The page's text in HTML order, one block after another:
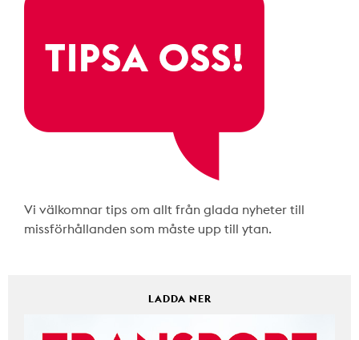
Vi välkomnar tips om allt från glada nyheter till
missförhållanden som måste upp till ytan.
LADDA NER